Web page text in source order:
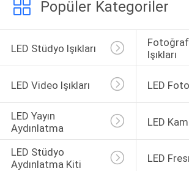
Popüler Kategoriler
LED Stüdyo Işıkları
Işıkları
LED Video Işıkları LED
LED Yayın
Aydınlatma
LED
LED Stüdyo
Aydınlatma Kiti
LED